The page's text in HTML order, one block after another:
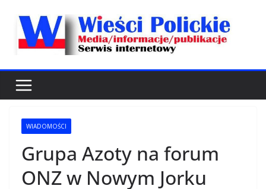
WIADOMOŚCI
Grupa Azoty na forum
ONZ w Nowym Jorku